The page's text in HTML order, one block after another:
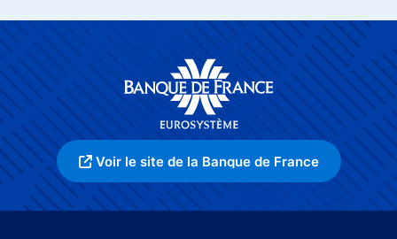
Voir le site de la Banque de France